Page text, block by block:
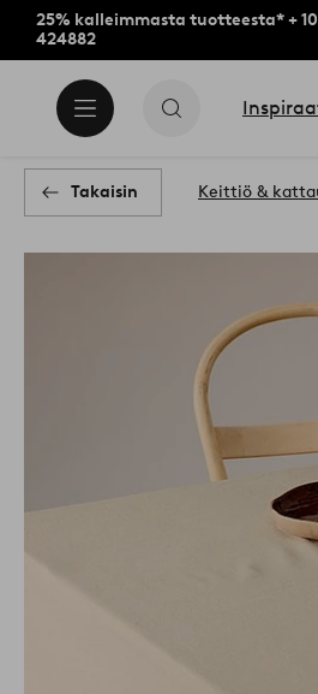
25% kalleimmasta tuotteesta* +
424882
Takaisin Keittiö &